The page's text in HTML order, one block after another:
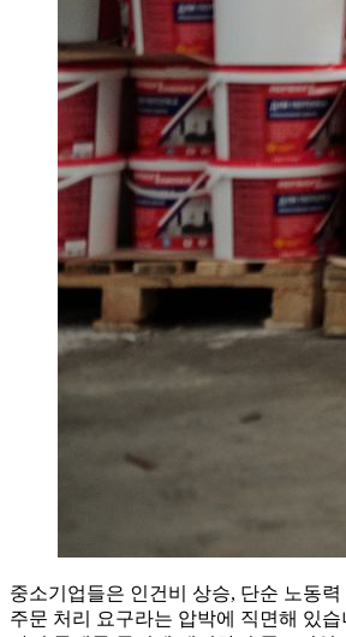
중소기업들은 인건비 상승, 단순 노동
주문 처리 요구라는 압박에 직면해 있습